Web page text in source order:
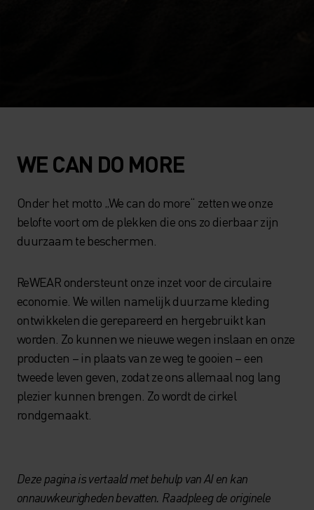
WE CAN DO MORE
Onder het motto „We can do more“ zetten we onze
belofte voort om de plekken die ons zo dierbaar zijn
duurzaam te beschermen.
ReWEAR ondersteunt onze inzet voor de circulaire
economie. We willen namelijk duurzame kleding
ontwikkelen die gerepareerd en hergebruikt kan
worden. Zo kunnen we nieuwe wegen inslaan en onze
producten – in plaats van ze weg te gooien – een
tweede leven geven, zodat ze ons allemaal nog lang
plezier kunnen brengen. Zo wordt de cirkel
rondgemaakt.
Deze pagina is vertaald met behulp van AI en kan
onnauwkeurigheden bevatten. Raadpleeg de originele